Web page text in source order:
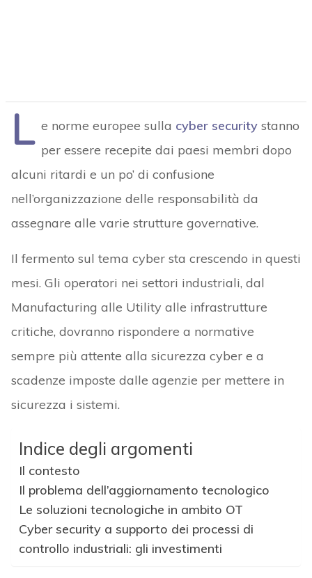
L e norme europee sulla cyber securitystanno
per essere recepite dai paesi membri dopo
alcuni ritardi e un po’ di confusione
nell’organizzazione delle responsabilità da
assegnare alle varie strutture governative.
Il fermento sul tema cyber sta crescendo in questi
mesi. Gli operatori nei settori industriali, dal
Manufacturing alle Utility alle infrastrutture
critiche, dovranno rispondere a normative
sempre più attente alla sicurezza cyber e a
scadenze imposte dalle agenzie per mettere in
sicurezza i sistemi.
Indice degli argomenti
Il contesto
Il problema dell’aggiornamento tecnologico
Le soluzioni tecnologiche in ambito OT
Cyber security a supporto dei processi di
controllo industriali: gli investimenti